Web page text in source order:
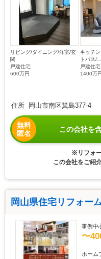
リビング/ダイニング/洋室/玄
関
戸建住宅
600万円
キッチ
トバス/...
戸建住宅
1400万
住所 岡山市南区箕島377-4
無料
匿名
この会社を
※リフォー
この会社をご紹
岡山県住宅リフォー
事例中
〜
ホーム